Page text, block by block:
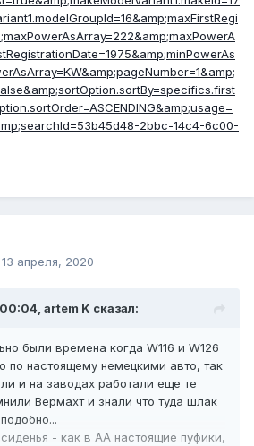
2bbc-14c4-6c00-
13 апреля, 2020
artem K сказал:
были времена когда W116 и W126
по настоящему немецкими авто, так
и на заводах работали еще те
Вермахт и знали что туда шлак
- как в АА настоящие пуфики,